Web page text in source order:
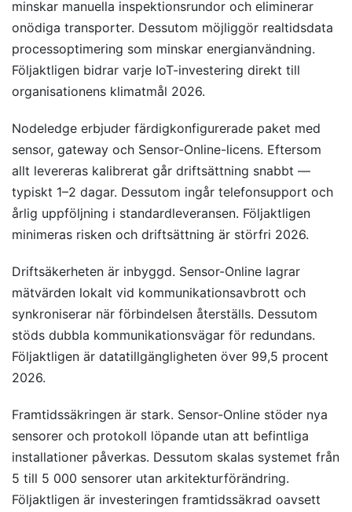
minskar manuella inspektionsrundor och eliminerar
onödiga transporter. Dessutom möjliggör realtidsdata
processoptimering som minskar energianvändning.
Följaktligen bidrar varje IoT-investering direkt till
organisationens klimatmål 2026.
Nodeledge erbjuder färdigkonfigurerade paket med
sensor, gateway och Sensor-Online-licens. Eftersom
allt levereras kalibrerat går driftsättning snabbt —
typiskt 1–2 dagar. Dessutom ingår telefonsupport och
årlig uppföljning i standardleveransen. Följaktligen
minimeras risken och driftsättning är störfri 2026.
Driftsäkerheten är inbyggd. Sensor-Online lagrar
mätvärden lokalt vid kommunikationsavbrott och
synkroniserar när förbindelsen återställs. Dessutom
stöds dubbla kommunikationsvägar för redundans.
Följaktligen är datatillgängligheten över 99,5 procent
2026.
Framtidssäkringen är stark. Sensor-Online stöder nya
sensorer och protokoll löpande utan att befintliga
installationer påverkas. Dessutom skalas systemet från
5 till 5 000 sensorer utan arkitekturförändring.
Följaktligen är investeringen framtidssäkrad oavsett